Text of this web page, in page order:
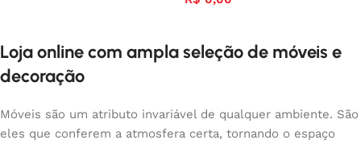
Loja online com ampla seleção de móveis e
decoração
Móveis são um atributo invariável de qualquer ambiente. São
eles que conferem a atmosfera certa, tornando o espaço